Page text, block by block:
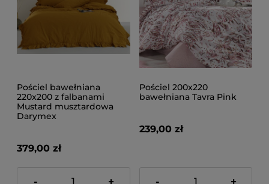
Pościel bawełniana
220x200 z falbanami
Mustard musztardowa
Darymex
379,00 zł
Pościel 200x220
bawełniana Tavra Pink
239,00 zł